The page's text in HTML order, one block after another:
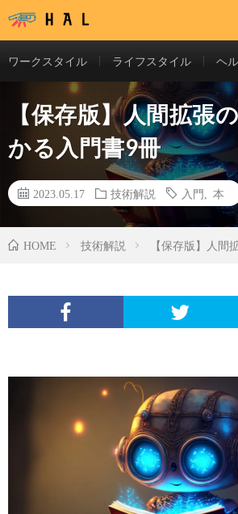
ワークスタイル ライフスタイル ヘ
【保存版】人間拡張
かる入門書9冊
2023.05.17 技術解説 入門 本
HOME 技術解説 【保存版】人間